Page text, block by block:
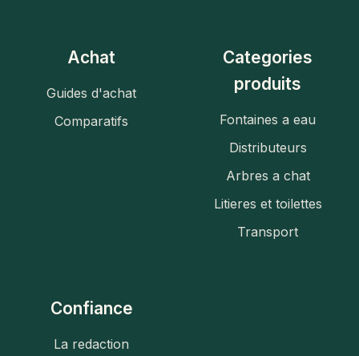
Achat
Guides d'achat
Comparatifs
Categories
produits
Fontaines a eau
Distributeurs
Arbres a chat
Litieres et toilettes
Transport
Confiance
La redaction